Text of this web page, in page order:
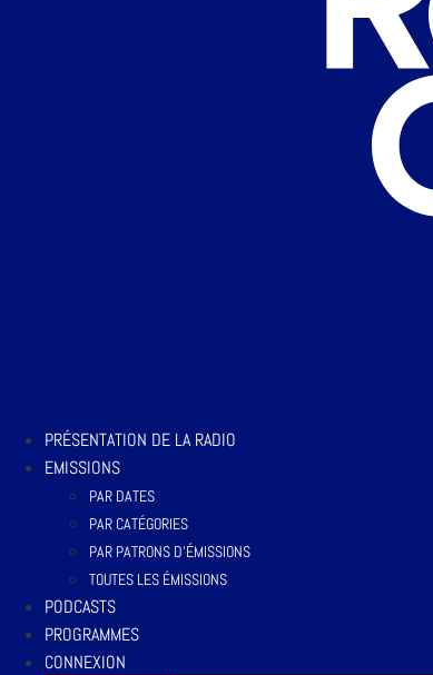
PRÉSENTATION DE LA RADIO
EMISSIONS
PAR DATES
PAR CATÉGORIES
PAR PATRONS D’ÉMISSIONS
TOUTES LES ÉMISSIONS
PODCASTS
PROGRAMMES
CONNEXION